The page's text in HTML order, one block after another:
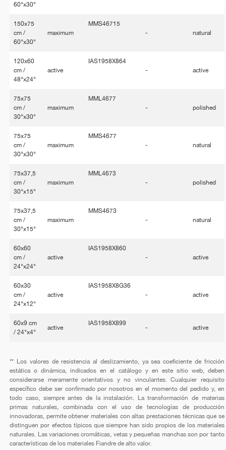
60"x30"
150x75
cm /
60"x30"
maximum
MMS46715
-
natural
120x60
cm /
48"x24"
active
IAS1958X864
-
active
75x75
cm /
30"x30"
maximum
MML4677
-
polished
75x75
cm /
30"x30"
maximum
MMS4677
-
natural
75x37,5
cm /
30"x15"
maximum
MML4673
-
polished
75x37,5
cm /
30"x15"
maximum
MMS4673
-
natural
60x60
cm /
24"x24"
active
IAS1958X860
-
active
60x30
cm /
24"x12"
active
IAS1958X8G36
-
active
60x9 cm
/ 24"x4"
active
IAS1958X899
- active
** Los valores de resistencia al deslizamiento, ya sea coeficiente de fricción
estática o dinámica, indicados en el catálogo y en este sitio web, deben
considerarse meramente orientativos y no vinculantes. Cualquier requisito
específico debe ser confirmado por nosotros en el momento del pedido y, en
todo caso, siempre antes de la instalación. La transformación de materias
primas naturales, combinada con el uso de tecnologías de producción
innovadoras, permite obtener materiales con altas prestaciones técnicas que se
distinguen por efectos típicos que siempre han sido propios de los materiales
naturales. Las variaciones cromáticas, vetas y pequeñas manchas son por tanto
características de los materiales Fiandre de alto valor.